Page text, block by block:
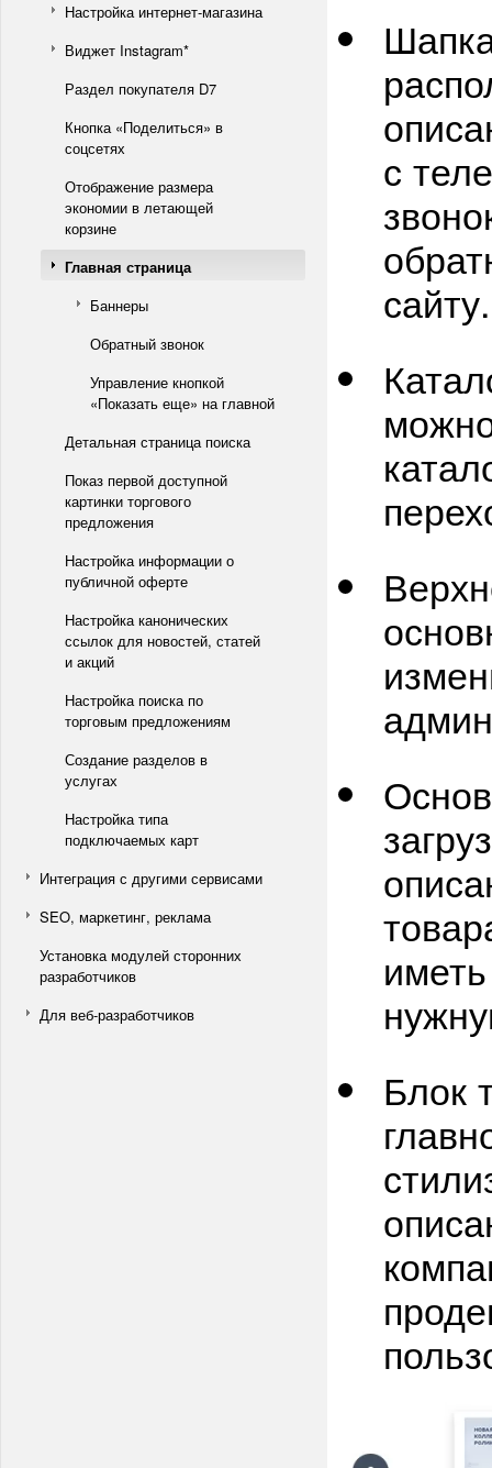
Настройка интернет-магазина
Виджет Instagram*
Раздел покупателя D7
Кнопка «Поделиться» в
соцсетях
Отображение размера
экономии в летающей
корзине
Главная страница
Баннеры
Обратный звонок
Управление кнопкой
«Показать еще» на главной
Детальная страница поиска
Показ первой доступной
картинки торгового
предложения
Настройка информации о
публичной оферте
Настройка канонических
ссылок для новостей, статей
и акций
Настройка поиска по
торговым предложениям
Создание разделов в
услугах
Настройка типа
подключаемых карт
Интеграция с другими сервисами
SEO, маркетинг, реклама
Установка модулей сторонних
разработчиков
Для веб-разработчиков
с
сайту.
Блок